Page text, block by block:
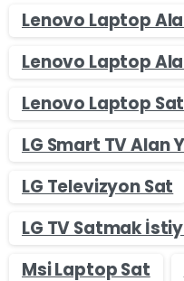
Lenovo Laptop
Lenovo Laptop
Lenovo Laptop Sat
LG Smart TV Alan
LG Televizyon Sat
LG TV Satmak
Msi Laptop Sat